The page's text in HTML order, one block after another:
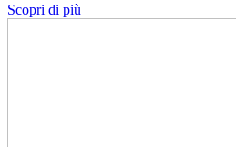
Scopri di più